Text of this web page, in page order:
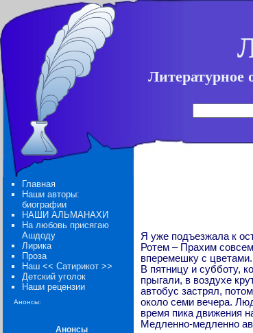
Литературное
Главная
Наши авторы:
биографии
НАШИ АЛЬМАНАХИ
На любовь присягаю
Ашдоду
Лирика
Проза
Наш << Сатирикот >>
Детский уголок
Наши рецензии
Анонсы:
Анонсы
Я уже подъезжала к
Ротем – Прахим
вперемешку с цветами.
В пятницу и субботу,
прыгали, в воздухе
автобус застрял,
около семи вечера.
время пика движения
Медленно-медленно